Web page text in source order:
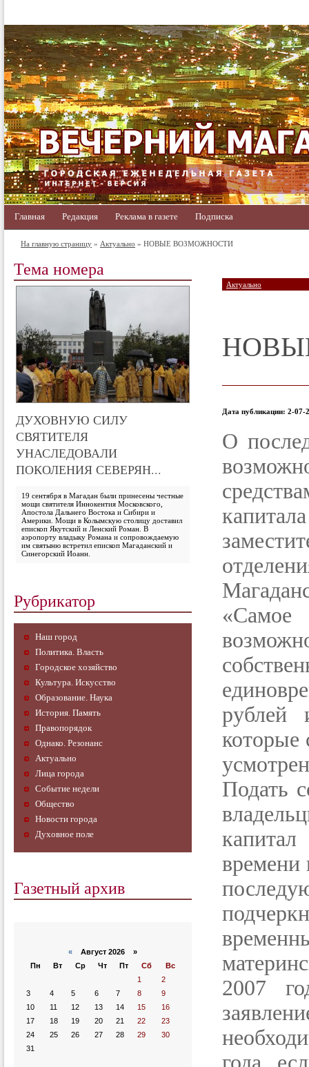
Главная Редакция Реклама в газете Подписка
На главную страницу » Актуально » НОВЫЕ ВОЗМОЖНОСТИ
Тема номера
ДУХОВНУЮ СИЛУ
СВЯТИТЕЛЯ
УНАСЛЕДОВАЛИ
ПОКОЛЕНИЯ СЕВЕРЯН...
19 сентября в Магадан были принесены честные
мощи святителя Иннокентия Московского,
Апостола Дальнего Востока и Сибири и
Америки. Мощи в Колымскую столицу доставил
епископ Якутский и Ленский Роман. В
аэропорту владыку Романа и сопровождаемую
им святыню встретил епископ Магаданский и
Синегорский Иоанн.
Рубрикатор
Наш город
Политика. Власть
Городское хозяйство
Культура. Искусство
Образование. Наука
История. Память
Правопорядок
Однако. Резонанс
Актуально
Лица города
Событие недели
Общество
Новости города
Духовное поле
Газетный архив
« Август 2026 »
Пн
Вт Ср Чт Пт Сб
Вс
1
2
3
4 5 6 7 8
9
10
11 12 13 14 15
16
17
18 19 20 21 22
23
24
25 26 27 28 29
30
31
Актуально
Дата публикации: 2-07-
О
рублей
которые
Подать
времени
2007